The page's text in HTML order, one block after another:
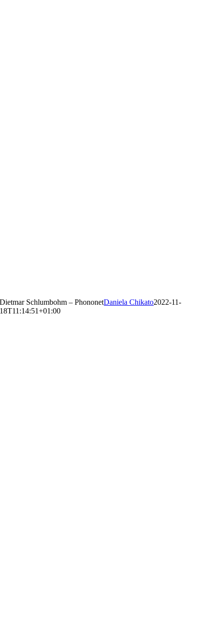
Dietmar Schlumbohm – PhononetDaniela Chikato2022-11-
18T11:14:51+01:00